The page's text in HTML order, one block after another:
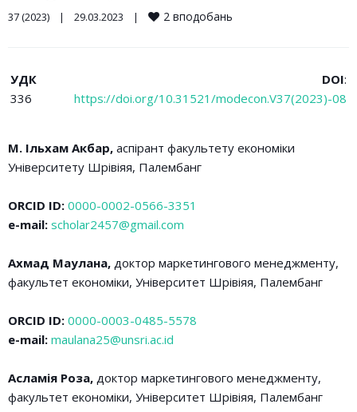
37 (2023) | 29.03.2023 | 2 вподобань
УДК
336
DOI:
https://doi.org/10.31521/modecon.V37(2023)-08
М. Ільхам Акбар, аспірант факультету економіки
Університету Шрівіяя, Палембанг
ORCID ID: 0000-0002-0566-3351
e-mail: scholar2457@gmail.com
Ахмад Маулана, доктор маркетингового менеджменту,
факультет економіки, Університет Шрівіяя, Палембанг
ORCID ID: 0000-0003-0485-5578
e-mail: maulana25@unsri.ac.id
Асламія Роза, доктор маркетингового менеджменту,
факультет економіки, Університет Шрівіяя, Палембанг